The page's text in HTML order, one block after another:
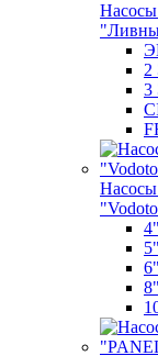
3
4"
5"
6"
8"